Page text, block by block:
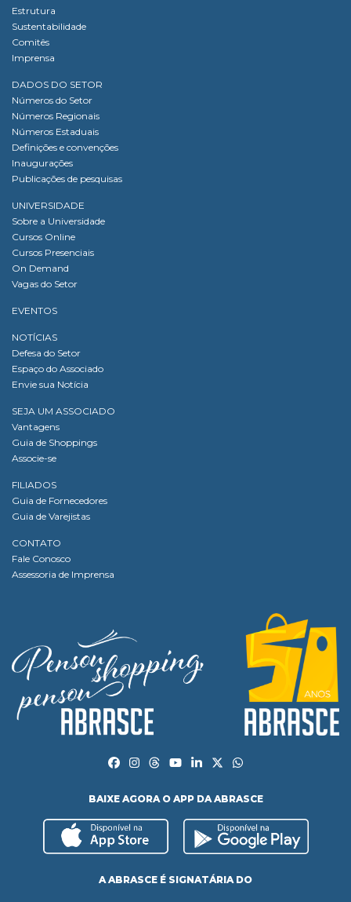
Estrutura
Sustentabilidade
Comitês
Imprensa
DADOS DO SETOR
Números do Setor
Números Regionais
Números Estaduais
Definições e convenções
Inaugurações
Publicações de pesquisas
UNIVERSIDADE
Sobre a Universidade
Cursos Online
Cursos Presenciais
On Demand
Vagas do Setor
EVENTOS
NOTÍCIAS
Defesa do Setor
Espaço do Associado
Envie sua Notícia
SEJA UM ASSOCIADO
Vantagens
Guia de Shoppings
Associe-se
FILIADOS
Guia de Fornecedores
Guia de Varejistas
CONTATO
Fale Conosco
Assessoria de Imprensa
BAIXE AGORA O APP DA ABRASCE
A ABRASCE É SIGNATÁRIA DO